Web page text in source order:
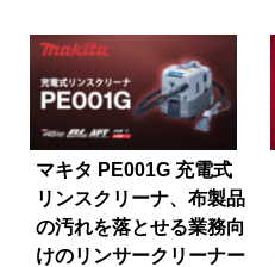
マキタ PE001G 充電式
リンスクリーナ、布製品
の汚れを落とせる業務向
けのリンサークリーナー